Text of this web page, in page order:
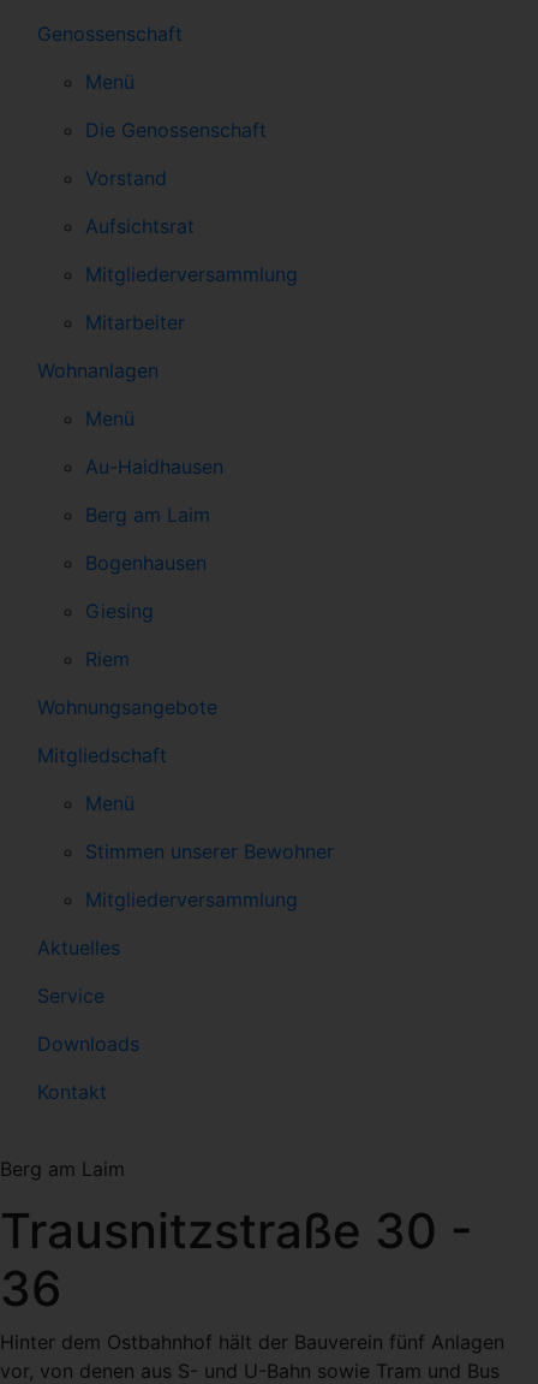
Genossenschaft
Menü
Die Genossenschaft
Vorstand
Aufsichtsrat
Mitgliederversammlung
Mitarbeiter
Wohnanlagen
Menü
Au-Haidhausen
Berg am Laim
Bogenhausen
Giesing
Riem
Wohnungsangebote
Mitgliedschaft
Menü
Stimmen unserer Bewohner
Mitgliederversammlung
Aktuelles
Service
Downloads
Kontakt
Berg am Laim
Trausnitzstraße 30 -
36
Hinter dem Ostbahnhof hält der Bauverein fünf Anlagen
vor, von denen aus S- und U-Bahn sowie Tram und Bus